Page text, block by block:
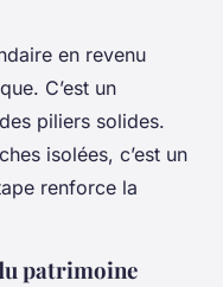
en revenu
C’est un
piliers solides.
isolées, c’est un
renforce la
patrimoine